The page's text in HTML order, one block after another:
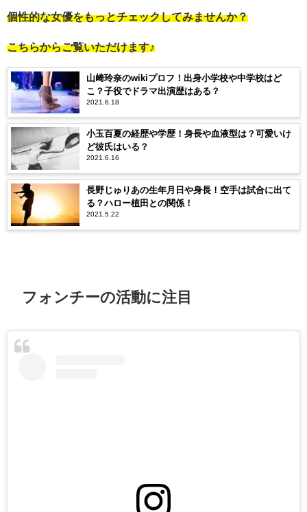
個性的な女優をもっとチェックしてみませんか？
こちらからご覧いただけます♪
山﨑玲奈のwikiプロフ！出身小学校や中学校はど
こ？子役でドラマ出演歴はある？
2021.6.18
小玉百夏の経歴や学歴！身長や血液型は？可愛いけ
ど彼氏はいる？
2021.6.16
長野じゅりあの生年月日や身長！空手は試合に出て
る？ハロー植田との関係！
2021.5.22
フォンチーの活動に注目